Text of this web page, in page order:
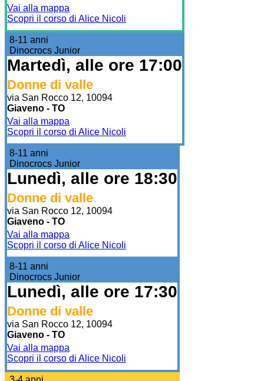
Vai alla mappa
Scopri il corso di Alice Nicoli
8-11 anni
Dinocrocs Junior
Martedì, alle ore 17:00
Donne di valle
via San Rocco 12, 10094
Giaveno - TO
Vai alla mappa
Scopri il corso di Alice Nicoli
8-11 anni
Dinocrocs Junior
Lunedì, alle ore 18:30
Donne di valle
via San Rocco 12, 10094
Giaveno - TO
Vai alla mappa
Scopri il corso di Alice Nicoli
8-11 anni
Dinocrocs Junior
Lunedì, alle ore 17:30
Donne di valle
via San Rocco 12, 10094
Giaveno - TO
Vai alla mappa
Scopri il corso di Alice Nicoli